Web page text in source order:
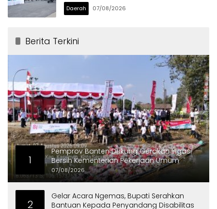
Daerah 07/08/2026
Berita Terkini
1
Pemprov Banten Dukung Gerakan Irigasi
Bersih Kementerian Pekerjaan Umum
07/08/2026
2
Gelar Acara Ngemas, Bupati Serahkan
Bantuan Kepada Penyandang Disabilitas